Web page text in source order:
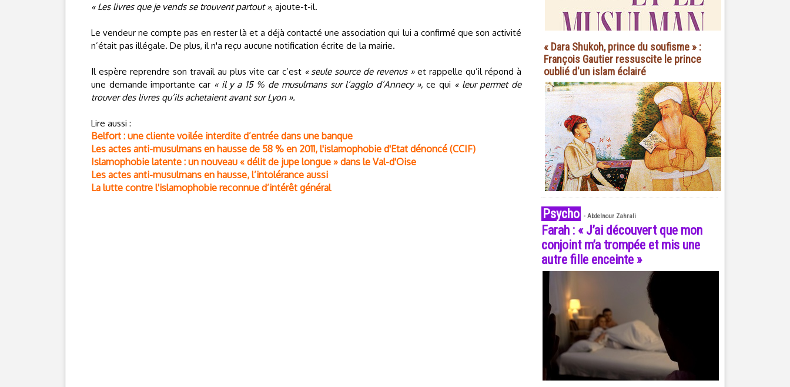
« Les livres que je vends se trouvent partout », ajoute-t-il.
Le vendeur ne compte pas en rester là et a déjà contacté une association qui lui a confirmé que son activité
n’était pas illégale. De plus, il n'a reçu aucune notification écrite de la mairie.
Il espère reprendre son travail au plus vite car c’est « seule source de revenus »et rappelle qu’il répond à
une demande importante car « il y a 15 % de musulmans sur l’agglo d’Annecy », ce qui « leur permet de
trouver des livres qu’ils achetaient avant sur Lyon ».
Lire aussi :
Belfort : une cliente voilée interdite d’entrée dans une banque
Les actes anti-musulmans en hausse de 58 % en 2011, l'islamophobie d'Etat dénoncé (CCIF)
Islamophobie latente : un nouveau « délit de jupe longue » dans le Val-d'Oise
Les actes anti-musulmans en hausse, l’intolérance aussi
La lutte contre l'islamophobie reconnue d’intérêt général
« Dara Shukoh, prince du soufisme » :
François Gautier ressuscite le prince
oublié d'un islam éclairé
Psycho - Abdelnour Zahrali
Farah : « J’ai découvert que mon
conjoint m’a trompée et mis une
autre fille enceinte »